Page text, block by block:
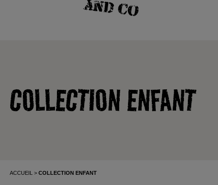
COLLECTION ENFANT
ACCUEIL COLLECTION ENFANT